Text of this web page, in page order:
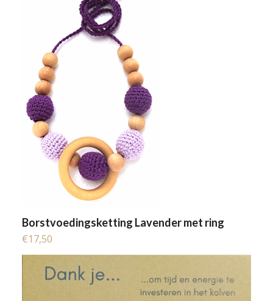
Borstvoedingsketting Lavender met ring
€17,50